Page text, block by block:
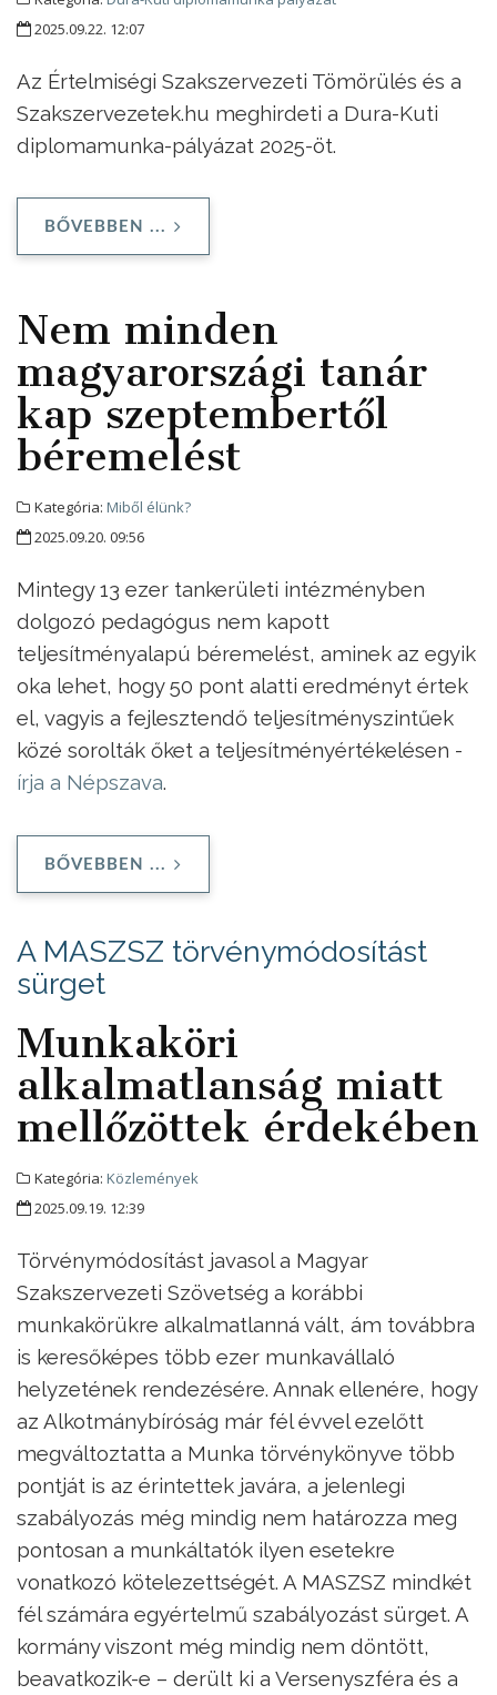
2025.09.22. 12:07
Az Értelmiségi Szakszervezeti Tömörülés és a
Szakszervezetek.hu meghirdeti a Dura-Kuti
diplomamunka-pályázat 2025-öt.
BŐVEBBEN ...
Nem minden
magyarországi tanár
kap szeptembertől
béremelést
Kategória: Miből élünk?
2025.09.20. 09:56
Mintegy 13 ezer tankerületi intézményben
dolgozó pedagógus nem kapott
teljesítményalapú béremelést, aminek az egyik
oka lehet, hogy 50 pont alatti eredményt értek
el, vagyis a fejlesztendő teljesítményszintűek
közé sorolták őket a teljesítményértékelésen -
írja a Népszava.
BŐVEBBEN ...
A MASZSZ törvénymódosítást
sürget
Munkaköri
alkalmatlanság miatt
mellőzöttek érdekében
Kategória: Közlemények
2025.09.19. 12:39
Törvénymódosítást javasol a Magyar
Szakszervezeti Szövetség a korábbi
munkakörükre alkalmatlanná vált, ám továbbra
is keresőképes több ezer munkavállaló
helyzetének rendezésére. Annak ellenére, hogy
az Alkotmánybíróság már fél évvel ezelőtt
megváltoztatta a Munka törvénykönyve több
pontját is az érintettek javára, a jelenlegi
szabályozás még mindig nem határozza meg
pontosan a munkáltatók ilyen esetekre
vonatkozó kötelezettségét. A MASZSZ mindkét
fél számára egyértelmű szabályozást sürget. A
kormány viszont még mindig nem döntött,
beavatkozik-e – derült ki a Versenyszféra és a